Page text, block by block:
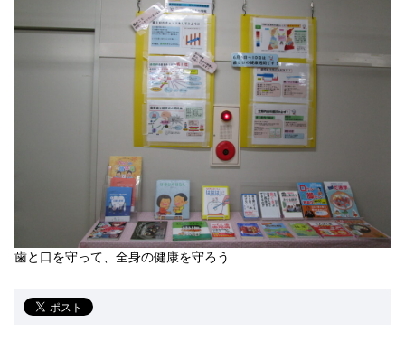
歯と口を守って、全身の健康を守ろう